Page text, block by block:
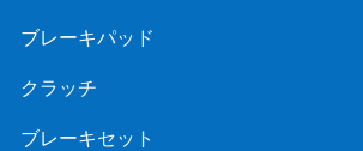
ブレーキパッド
クラッチ
ブレーキセット